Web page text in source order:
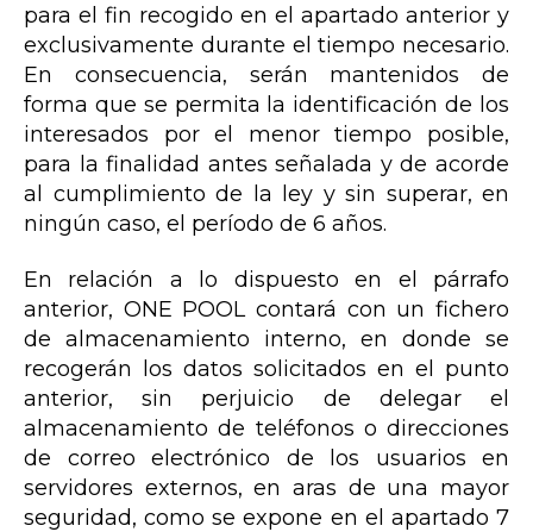
para el fin recogido en el apartado anterior y
exclusivamente durante el tiempo necesario.
En consecuencia, serán mantenidos de
forma que se permita la identificación de los
interesados por el menor tiempo posible,
para la finalidad antes señalada y de acorde
al cumplimiento de la ley y sin superar, en
ningún caso, el período de 6 años.
En relación a lo dispuesto en el párrafo
anterior, ONE POOL contará con un fichero
de almacenamiento interno, en donde se
recogerán los datos solicitados en el punto
anterior, sin perjuicio de delegar el
almacenamiento de teléfonos o direcciones
de correo electrónico de los usuarios en
servidores externos, en aras de una mayor
seguridad, como se expone en el apartado 7